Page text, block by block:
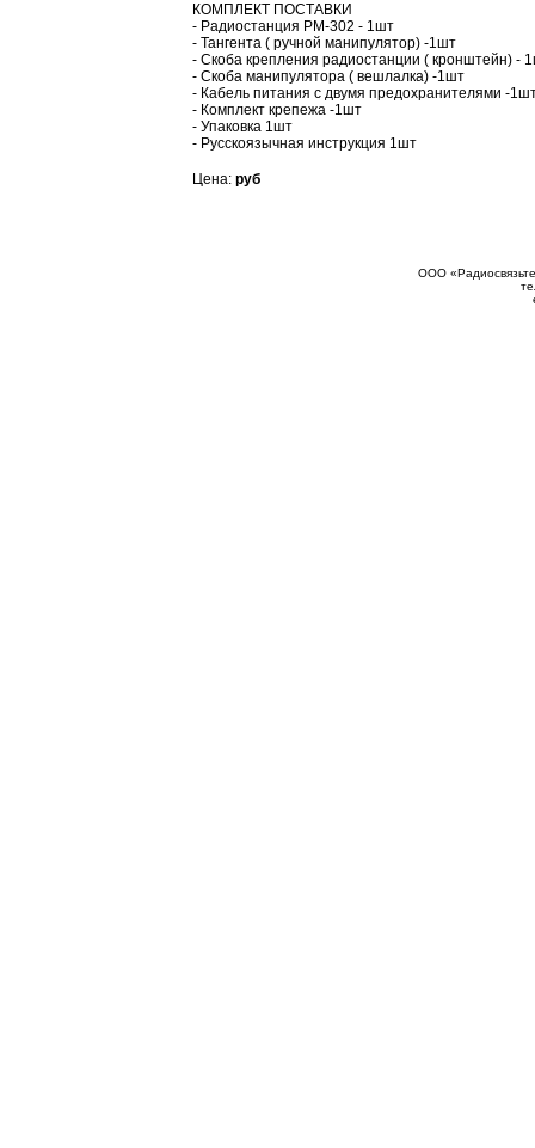
КОМПЛЕКТ ПОСТАВКИ
- Радиостанция РМ-302 - 1шт
- Тангента ( ручной манипулятор) -1шт
- Скоба крепления радиостанции ( кронштейн) -
- Скоба манипулятора ( вешлалка) -1шт
- Кабель питания с двумя предохранителями -
- Комплект крепежа -1шт
- Упаковка 1шт
- Русскоязычная инструкция 1шт
Цена: руб
ООО